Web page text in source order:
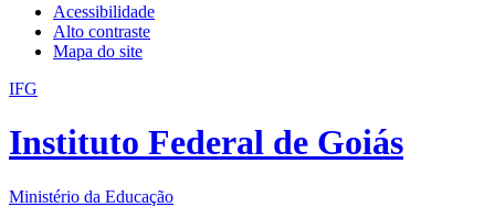
Acessibilidade
Alto contraste
Mapa do site
IFG
Instituto Federal de Goiás
Ministério da Educação